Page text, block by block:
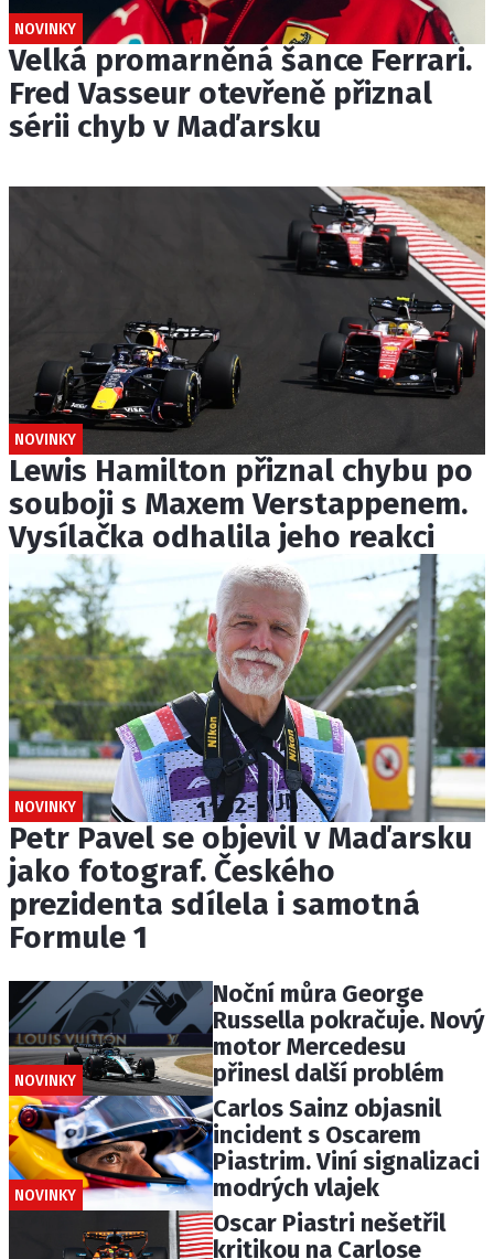
NOVINKY
Velká promarněná šance Ferrari.
Fred Vasseur otevřeně přiznal
sérii chyb v Maďarsku
NOVINKY
Lewis Hamilton přiznal chybu po
souboji s Maxem Verstappenem.
Vysílačka odhalila jeho reakci
NOVINKY
Petr Pavel se objevil v Maďarsku
jako fotograf. Českého
prezidenta sdílela i samotná
Formule 1
NOVINKY
Noční můra George
Russella pokračuje. Nový
motor Mercedesu
přinesl další problém
NOVINKY
Carlos Sainz objasnil
incident s Oscarem
Piastrim. Viní signalizaci
modrých vlajek
Oscar Piastri nešetřil
kritikou na Carlose